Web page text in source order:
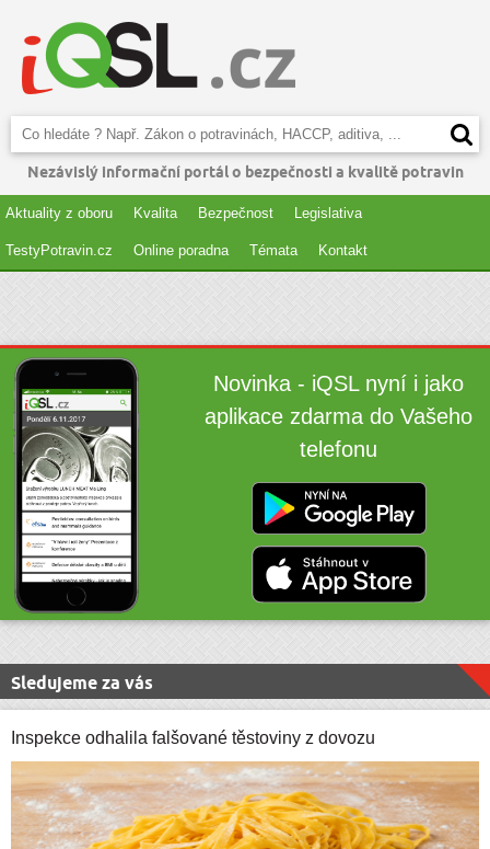
Nezávislý informační portál o bezpečnosti a kvalitě potravin
Aktuality z oboru Kvalita Bezpečnost Legislativa
TestyPotravin.cz Online poradna Témata Kontakt
Novinka - iQSL nyní i jako
aplikace zdarma do Vašeho
telefonu
Sledujeme za vás
Inspekce odhalila falšované těstoviny z dovozu